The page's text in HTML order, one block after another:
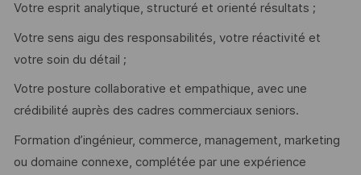
Votre esprit analytique, structuré et orienté résultats ;
Votre sens aigu des responsabilités, votre réactivité et
votre soin du détail ;
Votre posture collaborative et empathique, avec une
crédibilité auprès des cadres commerciaux seniors.
Formation d’ingénieur, commerce, management, marketing
ou domaine connexe, complétée par une expérience